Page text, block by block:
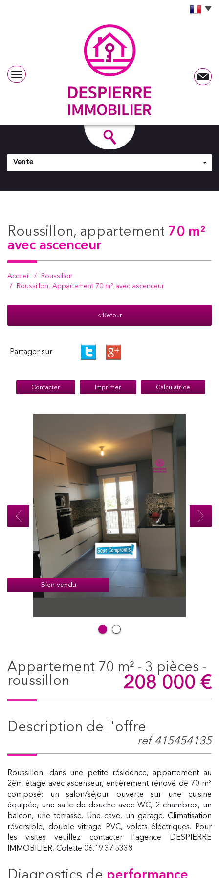
Vente
roussillon, appartement 70 m²
avec ascenceur
Accueil
Roussillon
Roussillon, Appartement 70 m² avec ascenceur
< Retour
Partager sur
Contacter Imprimer Calculatrice
Bien vendu
appartement 70 m² - 3 pièces -
roussillon
208 000 €
description de l'offre
ref 415454135
Roussillon, dans une petite résidence, appartement au
2èm étage avec ascenseur, entièrement rénové de 70 m²
composé: un salon/séjour ouverte sur une cuisine
équipée, une salle de douche avec WC, 2 chambres, un
balcon, une terrasse. Une cave, un garage. Climatisation
réversible, double vitrage PVC, volets éléctriques. Pour
les visites veuillez contacter l'agence DESPIERRE
IMMOBILIER, Colette 06.19.37.5338